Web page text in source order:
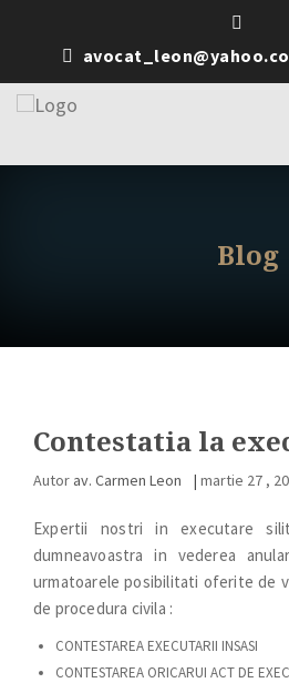
Blog
Contestatia la
Autor av. Carmen Leon | martie 27 ,
Expertii nostri in executare
dumneavoastra in vederea
urmatoarele posibilitati oferite de
de procedura civila :
CONTESTAREA EXECUTARII INSASI
CONTESTAREA ORICARUI ACT DE